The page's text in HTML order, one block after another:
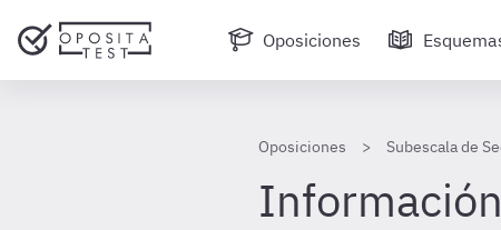
Oposiciones
Oposiciones Subescala de